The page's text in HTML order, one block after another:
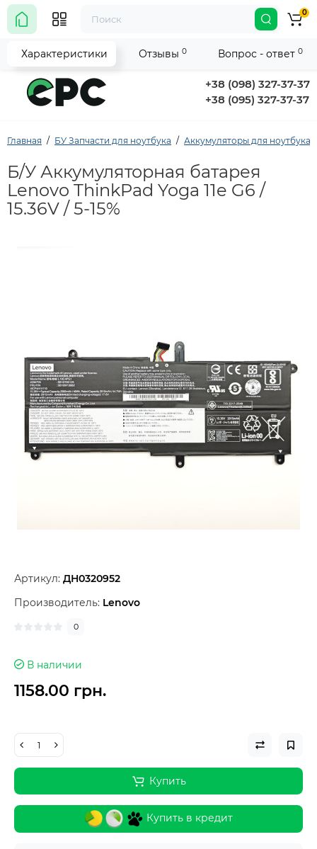
+38 (098) 327-37-37
+38 (095) 327-37-37
0
Главная БУ Запчасти для ноутбука Аккумуляторы для ноутбука
Б/У Аккумуляторная батарея
Lenovo ThinkPad Yoga 11e G6 /
15.36V / 5-15%
Артикул: ДН0320952
Производитель: Lenovo
0
В наличии
1158.00 грн.
Купить
Купить в кредит
Характеристики Отзывы 0 Вопрос - ответ 0